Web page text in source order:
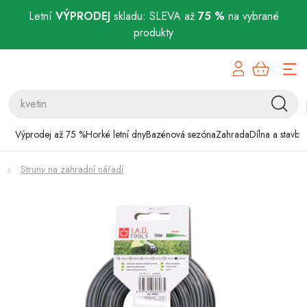
Letní VÝPRODEJskladu: SLEVA až 75 % na vybrané
produkty
Výprodej až 75 %Horké letní dnyBazénová sezónaZahradaDílna a stavba
Bazénová sezóna
Zahrada
Chovatelské potřeby
Struny na zahradní nářadí